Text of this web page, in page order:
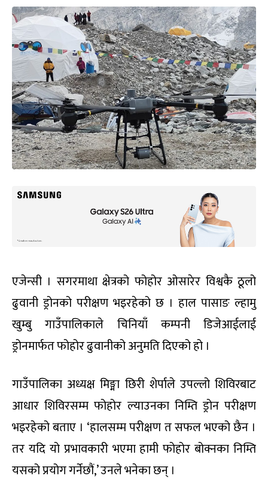
एजेन्सी । सगरमाथा क्षेत्रको फोहोर ओसारेर विश्वकै ठूलो
ढुवानी ड्रोनको परीक्षण भइरहेको छ । हाल पासाङ ल्हामु
खुम्बु गाउँपालिकाले चिनियाँ कम्पनी डिजेआईलाई
ड्रोनमार्फत फोहोर ढुवानीको अनुमति दिएको हो ।
गाउँपालिका अध्यक्ष मिङ्मा छिरी शेर्पाले उपल्लो शिविरबाट
आधार शिविरसम्म फोहोर ल्याउनका निम्ति ड्रोन परीक्षण
भइरहेको बताए । ‘हालसम्म परीक्षण त सफल भएको छैन ।
तर यदि यो प्रभावकारी भएमा हामी फोहोर बोक्नका निम्ति
यसको प्रयोग गर्नेछौं,’ उनले भनेका छन् ।